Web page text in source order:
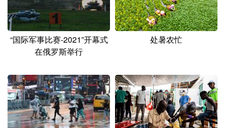
四川 贵州 云南 西藏
陕西 甘肃 青海 宁夏
新疆 内蒙古
多语种频道
English Español Français عربى
“国际军事比赛-2021”开幕式
在俄罗斯举行
处暑农忙